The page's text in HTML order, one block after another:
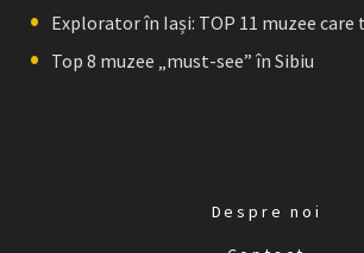
Explorator în Iași: TOP 11 muzee care
Top 8 muzee „must-see” în Sibiu
Despre noi